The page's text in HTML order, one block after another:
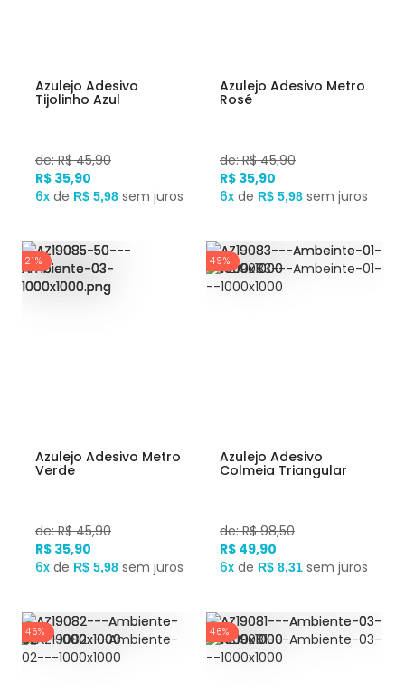
Azulejo Adesivo
Tijolinho Azul
de: R$ 45,90
R$ 35,90
6x de R$ 5,98 sem juros
Azulejo Adesivo Metro
Rosé
de: R$ 45,90
R$ 35,90
6x de R$ 5,98 sem juros
21%
Azulejo Adesivo Metro
Verde
de: R$ 45,90
R$ 35,90
6x de R$ 5,98 sem juros
49%
Azulejo Adesivo
Colmeia Triangular
de: R$ 98,50
R$ 49,90
6x de R$ 8,31 sem juros
46% 46%